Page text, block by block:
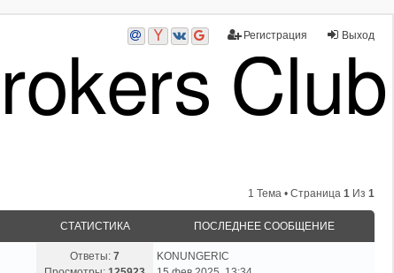
Выход
Регистрация
1 Тема • Страница 1 Из 1
СТАТИСТИКА ПОСЛЕДНЕЕ СООБЩЕНИЕ
Ответы: 7
KONUNGERIC